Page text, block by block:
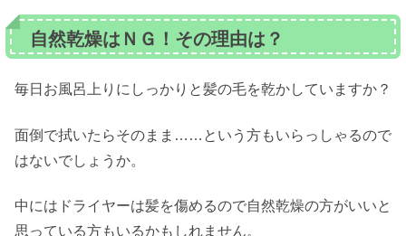
自然乾燥はＮＧ！その理由は？
毎日お風呂上りにしっかりと髪の毛を乾かしていますか？
面倒で拭いたらそのまま……という方もいらっしゃるので
はないでしょうか。
中にはドライヤーは髪を傷めるので自然乾燥の方がいいと
思っている方もいるかもしれません。